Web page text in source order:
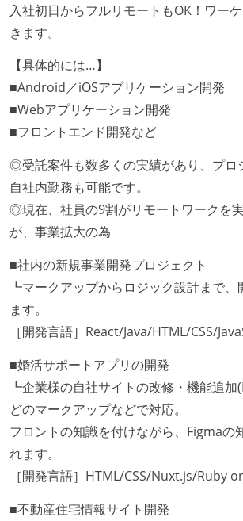
入社初日からフルリモートもOK！ワー
きます。
【具体的には…】
■Android／iOSアプリケーション開発
■Webアプリケーション開発
■フロントエンド開発など
◎受託案件も数多くの実績があり、プロ
自社内勤務も可能です。
◎現在、社員の9割がリモートワークを
が、事業拡大の為
■社内の新規事業開発プロジェクト
┗マークアップからロジック設計まで、
ます。
［開発言語］React/Java/HTML/CSS/
■婚活サポートアプリの開発
┗企業様の自社サイトの改修・機能追加
どのマークアップなどで対応。
フロントの知識を付けながら、Figmaの
れます。
［開発言語］HTML/CSS/Nuxt.js/Ruby
■不動産住宅情報サイト開発